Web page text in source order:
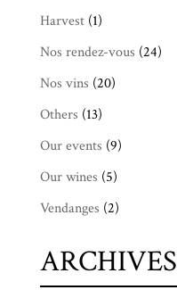
Harvest(1)
Nos rendez-vous (24)
Nos vins (20)
Others (13)
Our events (9)
Our wines (5)
Vendanges (2)
ARCHIVES